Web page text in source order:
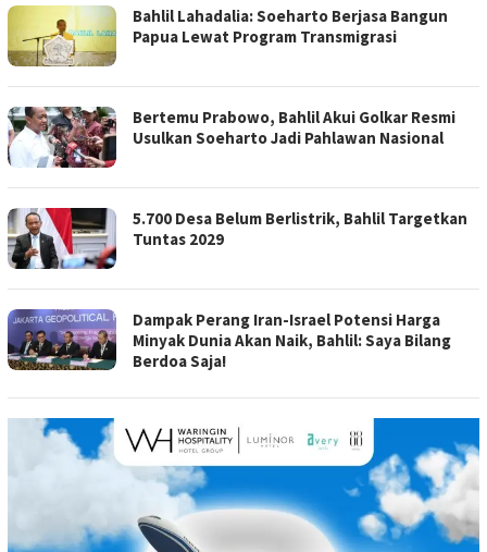
Bahlil Lahadalia: Soeharto Berjasa Bangun
Papua Lewat Program Transmigrasi
Bertemu Prabowo, Bahlil Akui Golkar Resmi
Usulkan Soeharto Jadi Pahlawan Nasional
5.700 Desa Belum Berlistrik, Bahlil Targetkan
Tuntas 2029
Dampak Perang Iran-Israel Potensi Harga
Minyak Dunia Akan Naik, Bahlil: Saya Bilang
Berdoa Saja!